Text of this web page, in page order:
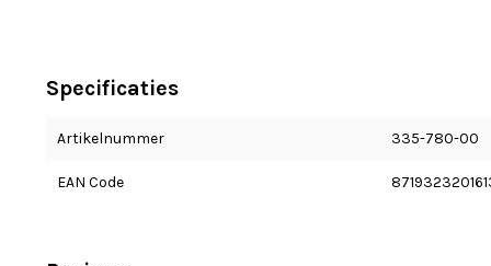
Specificaties
Artikelnummer 335-780-00
EAN Code